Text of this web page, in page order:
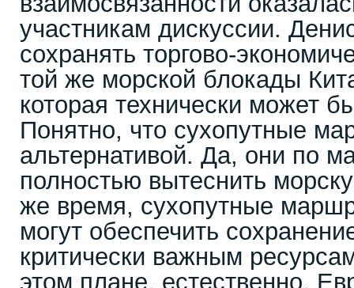
участникам дискуссии.
сохранять торгово-
той же морской блокады
которая технически может
Понятно, что сухопутные
альтернативой. Да, они по
полностью вытеснить
же время, сухопутные
могут обеспечить
критически важным
этом плане, естественно,